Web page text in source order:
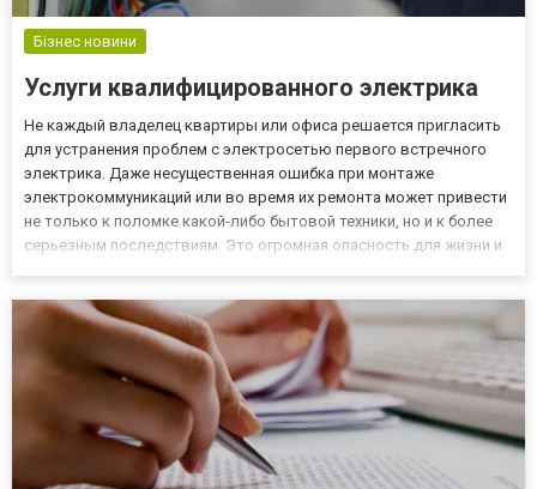
Бізнес новини
Услуги квалифицированного электрика
Не каждый владелец квартиры или офиса решается пригласить
для устранения проблем с электросетью первого встречного
электрика. Даже несущественная ошибка при монтаже
электрокоммуникаций или во время их ремонта может привести
не только к поломке какой-либо бытовой техники, но и к более
серьезным последствиям. Это огромная опасность для жизни и
Эл...